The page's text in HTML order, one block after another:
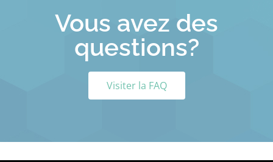
Vous avez des
questions?
Visiter la FAQ